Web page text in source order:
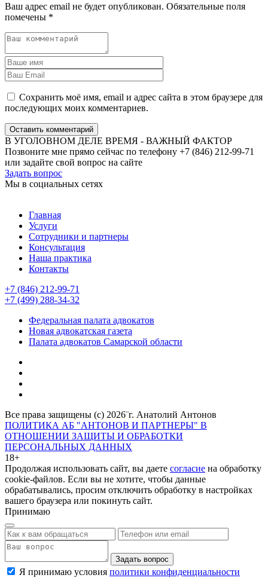
Ваш адрес email не будет опубликован. Обязательные поля
помечены *
Сохранить моё имя, email и адрес сайта в этом браузере для
последующих моих комментариев.
Оставить комментарий
В УГОЛОВНОМ ДЕЛЕ ВРЕМЯ - ВАЖНЫЙ ФАКТОР
Позвоните мне прямо сейчас по телефону +7 (846) 212-99-71
или задайте свой вопрос на сайте
Задать вопрос
Мы в социальных сетях
Главная
Услуги
Сотрудники и партнеры
Консультация
Наша практика
Контакты
+7 (846) 212-99-71
+7 (499) 288-34-32
Федеральная палата адвокатов
Новая адвокатская газета
Палата адвокатов Самарской области
Все права защищены (с) 2026¨г. Анатолий Антонов
ПОЛИТИКА АБ "АНТОНОВ И ПАРТНЕРЫ" В
ОТНОШЕНИИ ЗАЩИТЫ И ОБРАБОТКИ
ПЕРСОНАЛЬНЫХ ДАННЫХ
18+
Продолжая использовать сайт, вы даете согласие на обработку
cookie-файлов. Если вы не хотите, чтобы данные
обрабатывались, просим отключить обработку в настройках
вашего браузера или покинуть сайт.
Принимаю
Задать вопрос
Я принимаю условия политики конфиденциальности